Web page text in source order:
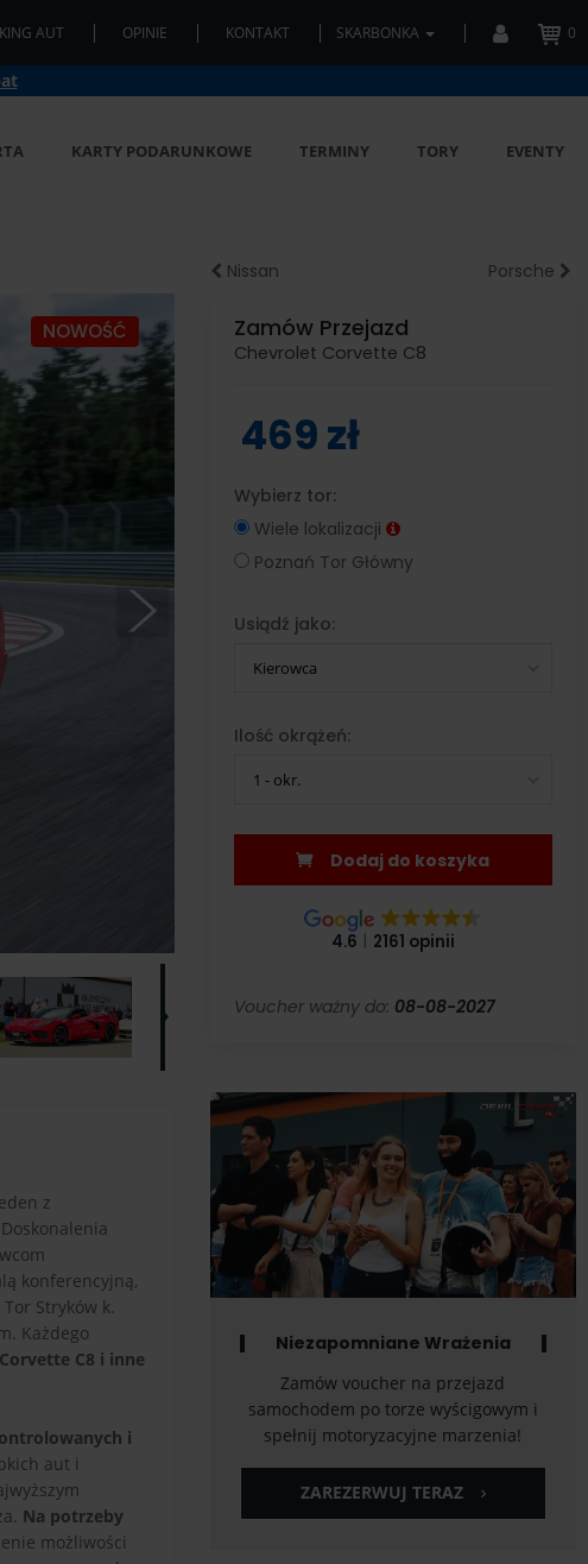
AUT OPINIE KONTAKT SKARBONKA 0
KARTY PODARUNKOWE TERMINY TORY EVENTY
NOWOŚĆ
z
konferencyjną,
Stryków k.
Każdego
C8 i inne
i
aut i
Na potrzeby
możliwości
Nissan Porsche
Zamów Przejazd
Chevrolet Corvette C8
469 zł
Wybierz tor:
Wiele lokalizacji
Poznań Tor Główny
Usiądź jako:
Kierowca
Ilość okrążeń:
1 - okr.
Dodaj do koszyka
4.6 2161 opinii
Voucher ważny do: 08-08-2027
Niezapomniane Wrażenia
Zamów voucher na przejazd
samochodem po torze wyścigowym i
spełnij motoryzacyjne marzenia!
ZAREZERWUJ TERAZ